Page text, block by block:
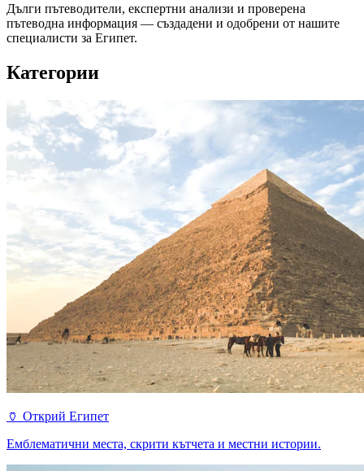
Дълги пътеводители, експертни анализи и проверена
пътеводна информация — създадени и одобрени от нашите
специалисти за Египет.
Категории
🏺 Открий Египет
Емблематични места, скрити кътчета и местни истории.